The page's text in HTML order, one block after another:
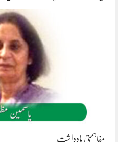
مفاہمتی یادداشت